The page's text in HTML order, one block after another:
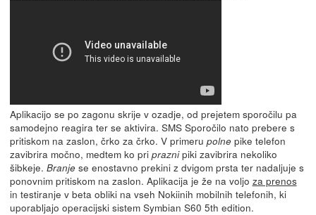
Aplikacijo se po zagonu skrije v ozadje, od prejetem sporočilu pa
samodejno reagira ter se aktivira. SMS Sporočilo nato prebere s
pritiskom na zaslon, črko za črko. V primeru polnepike telefon
zavibrira močno, medtem ko pri praznipiki zavibrira nekoliko
šibkeje. Branjese enostavno prekini z dvigom prsta ter nadaljuje s
ponovnim pritiskom na zaslon. Aplikacija je že na voljo za prenos
in testiranje v beta obliki na vseh Nokiinih mobilnih telefonih, ki
uporabljajo operacijski sistem Symbian S60 5th edition.